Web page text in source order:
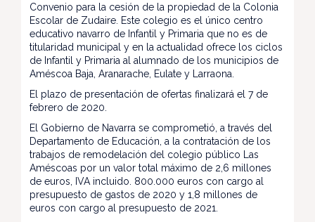
Convenio para la cesión de la propiedad de la Colonia
Escolar de Zudaire. Este colegio es el único centro
educativo navarro de Infantil y Primaria que no es de
titularidad municipal y en la actualidad ofrece los ciclos
de Infantil y Primaria al alumnado de los municipios de
Améscoa Baja, Aranarache, Eulate y Larraona.
El plazo de presentación de ofertas finalizará el 7 de
febrero de 2020.
El Gobierno de Navarra se comprometió, a través del
Departamento de Educación, a la contratación de los
trabajos de remodelación del colegio público Las
Améscoas por un valor total máximo de 2,6 millones
de euros, IVA incluido. 800.000 euros con cargo al
presupuesto de gastos de 2020 y 1,8 millones de
euros con cargo al presupuesto de 2021.